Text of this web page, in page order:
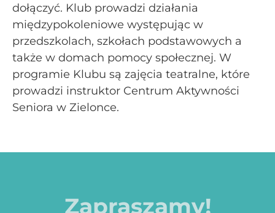
dołączyć. Klub prowadzi działania
międzypokoleniowe występując w
przedszkolach, szkołach podstawowych a
także w domach pomocy społecznej. W
programie Klubu są zajęcia teatralne, które
prowadzi instruktor Centrum Aktywności
Seniora w Zielonce.
Zapraszamy!